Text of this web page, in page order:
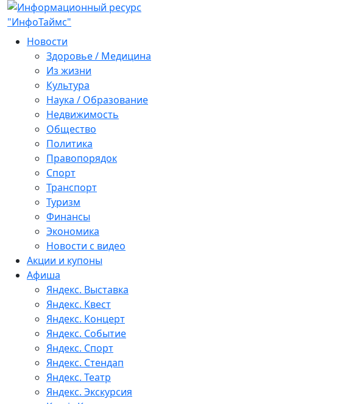
Новости
Здоровье / Медицина
Из жизни
Культура
Наука / Образование
Недвижимость
Общество
Политика
Правопорядок
Спорт
Транспорт
Туризм
Финансы
Экономика
Новости с видео
Акции и купоны
Афиша
Яндекс. Выставка
Яндекс. Квест
Яндекс. Концерт
Яндекс. Событие
Яндекс. Спорт
Яндекс. Стендап
Яндекс. Театр
Яндекс. Экскурсия